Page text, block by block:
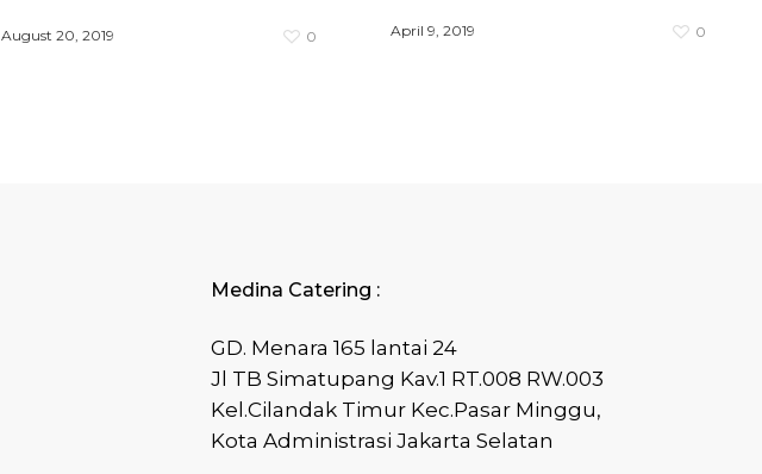
August 20, 2019 0 April 9, 2019 0
Medina Catering :
GD. Menara 165 lantai 24
Jl TB Simatupang Kav.1 RT.008 RW.003
Kel.Cilandak Timur Kec.Pasar Minggu,
Kota Administrasi Jakarta Selatan